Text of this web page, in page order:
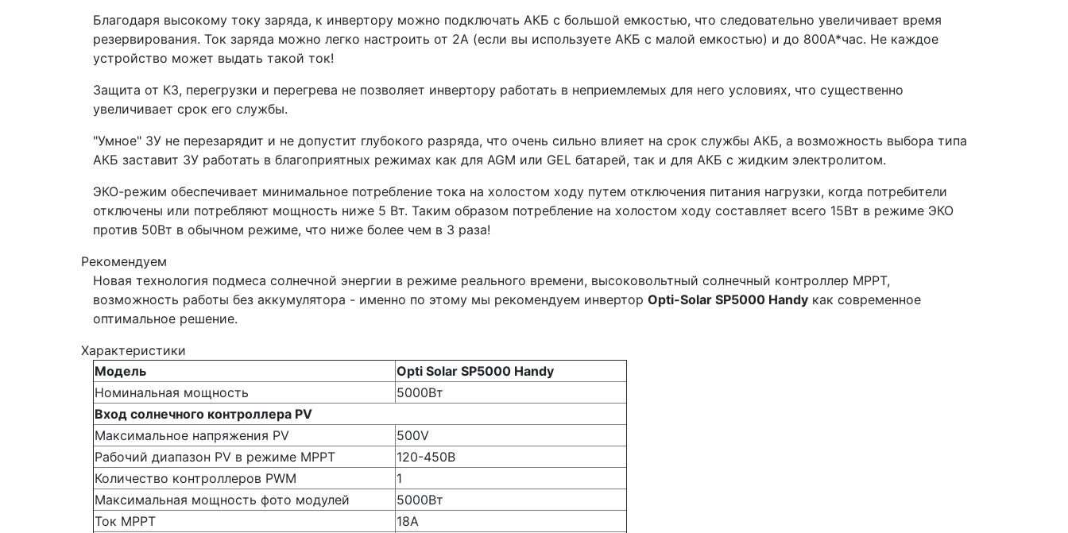
Благодаря высокому току заряда, к инвертору можно подключать АКБ с большой емкостью, что следовательно увеличивает время
резервирования. Ток заряда можно легко настроить от 2А (если вы используете АКБ с малой емкостью) и до 800А*час. Не каждое
устройство может выдать такой ток!
Защита от КЗ, перегрузки и перегрева не позволяет инвертору работать в неприемлемых для него условиях, что существенно
увеличивает срок его службы.
"Умное" ЗУ не перезарядит и не допустит глубокого разряда, что очень сильно влияет на срок службы АКБ, а возможность выбора типа
АКБ заставит ЗУ работать в благоприятных режимах как для AGM или GEL батарей, так и для АКБ с жидким электролитом.
ЭКО-режим обеспечивает минимальное потребление тока на холостом ходу путем отключения питания нагрузки, когда потребители
отключены или потребляют мощность ниже 5 Вт. Таким образом потребление на холостом ходу составляет всего 15Вт в режиме ЭКО
против 50Вт в обычном режиме, что ниже более чем в 3 раза!
Рекомендуем
Новая технология подмеса солнечной энергии в режиме реального времени, высоковольтный солнечный контроллер MPPT,
возможность работы без аккумулятора - именно по этому мы рекомендуем инвертор Opti-Solar SP5000 Handy как современное
оптимальное решение.
Характеристики
Модель
Opti Solar SP5000 Handy
Номинальная мощность
5000Вт
Вход солнечного контроллера PV
Максимальное напряжения PV
500V
Рабочий диапазон PV в режиме MPPT
120-450В
Количество контроллеров PWM
1
Максимальная мощность фото модулей
5000Вт
Ток МРРТ
18А